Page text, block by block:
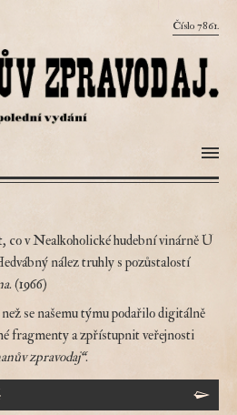
Číslo 7861.
co v Nealkoholické hudební vinárně U
nález truhly s pozůstalostí
. (1966)
se našemu týmu podařilo digitálně
fragmenty a zpřístupnit veřejnosti
zpravodaj“.